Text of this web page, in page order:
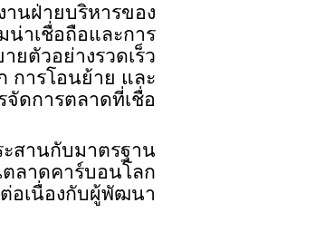
นฝ่ายบริหารของ
าเชื่อถือและการ
ตัวอย่างรวดเร็ว
การโอนย้าย และ
ดการตลาดที่เชื่อ
สานกับมาตรฐาน
ลาดคาร์บอนโลก
อเนื่องกับผู้พัฒนา